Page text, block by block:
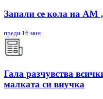
Запали се кола на АМ
преди 16 мин
Гала разчувства
малката си внучка